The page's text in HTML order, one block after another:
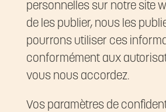
personnelles sur notre site
de les publier, nous les
pourrons utiliser ces
conformément aux
vous nous accordez.
Vos paramètres de